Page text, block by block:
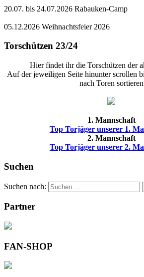
20.07. bis 24.07.2026 Rabauken-Camp
05.12.2026 Weihnachtsfeier 2026
Torschützen 23/24
Hier findet ihr die Torschützen der
Auf der jeweiligen Seite hinunter scrollen
nach Toren sortieren
1. Mannschaft
Top Torjäger unserer 1.
2. Mannschaft
Top Torjäger unserer 2.
Suchen
Suchen nach:
Partner
FAN-SHOP